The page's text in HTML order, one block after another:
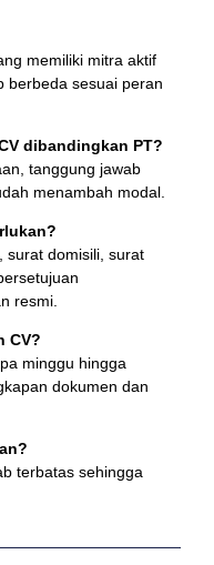
memiliki mitra aktif
berbeda sesuai peran
dibandingkan PT?
tanggung jawab
menambah modal.
surat domisili, surat
resmi.
CV?
minggu hingga
dokumen dan
terbatas sehingga